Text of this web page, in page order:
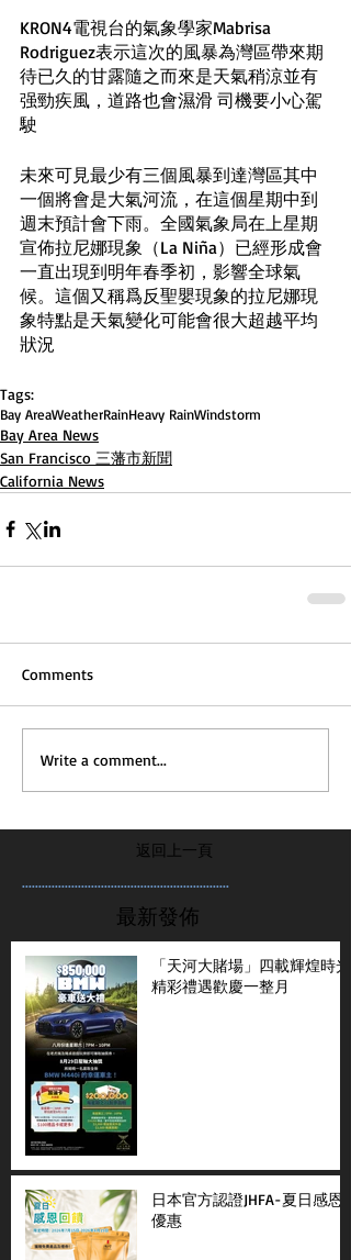
KRON4電視台的氣象學家Mabrisa
Rodriguez表示這次的風暴為灣區帶來期
待已久的甘露隨之而來是天氣稍涼並有
强勁疾風，道路也會濕滑 司機要小心駕
駛
未來可見最少有三個風暴到達灣區其中
一個將會是大氣河流，在這個星期中到
週末預計會下雨。全國氣象局在上星期
宣佈拉尼娜現象（La Niña）已經形成會
一直出現到明年春季初，影響全球氣
候。這個又稱爲反聖嬰現象的拉尼娜現
象特點是天氣變化可能會很大超越平均
狀況
Tags:
Bay AreaWeatherRainHeavy RainWindstorm
Bay Area News
San Francisco 三藩市新聞
California News
Comments
Write a comment...
返回上一頁
...............................................................
最新發佈
「天河大賭場」四載輝煌時光
精彩禮遇歡慶一整月
日本官方認證JHFA-夏日感恩
優惠